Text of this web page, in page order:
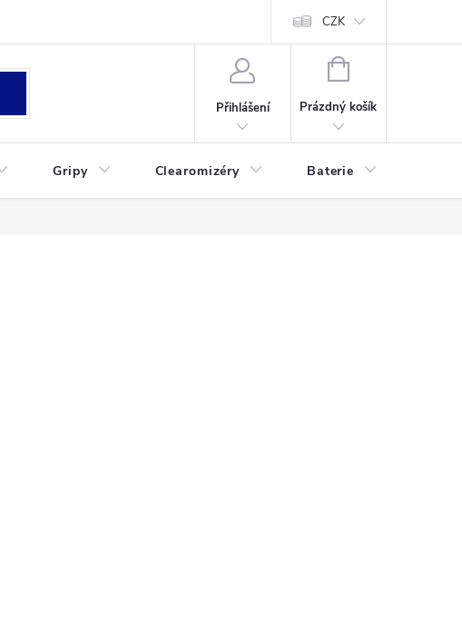
CZK
Přihlášení
NÁKUPNÍ
Prázdný košík
Gripy Clearomizéry Baterie